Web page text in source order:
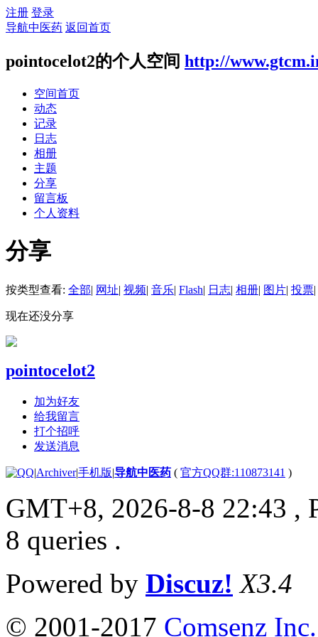
注册 登录
导航中医药 返回首页
pointocelot2的个人空间 http://
空间首页
动态
记录
日志
相册
主题
分享
留言板
个人资料
分享
按类型查看: 全部| 网址| 视频| 音乐| Flash| 日志| 相册| 图片| 投票|
现在还没分享
pointocelot2
加为好友
给我留言
打个招呼
发送消息
|Archiver|手机版|导航中医药 ( 官方QQ群:110873141 )
GMT+8, 2026-8-8 22:43 ,
8 queries .
Powered by Discuz! X3.4
© 2001-2017 Comsenz Inc.